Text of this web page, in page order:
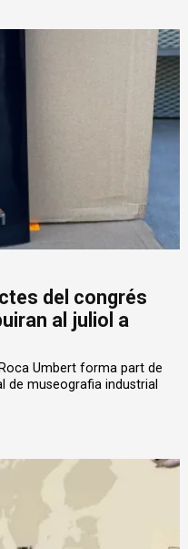
del congrés
al juliol a
Umbert forma part de
de museografia industrial